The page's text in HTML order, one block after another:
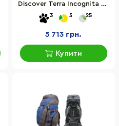
Discover Terra Incognita ti-
394, 55 л
3 5 25
5 713 грн.
Купити